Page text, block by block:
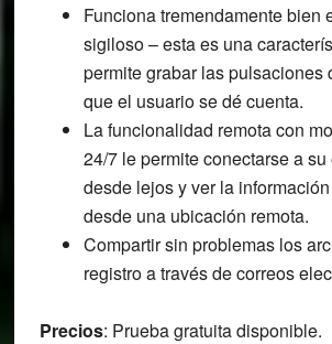
Funciona tremendamente bien
sigiloso – esta es una
permite grabar las pulsaciones
que el usuario se dé cuenta.
La funcionalidad remota con
24/7 le permite conectarse a
desde lejos y ver la
desde una ubicación remota.
Compartir sin problemas los
registro a través de correos
Precios: Prueba gratuita disponible.